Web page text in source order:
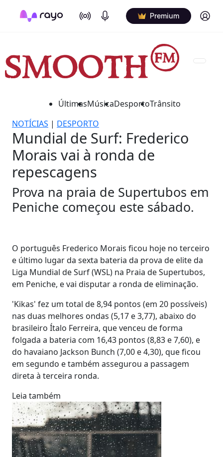
On Air Podcasts Premium Log in
ÚltimasMúsicaDesportoTrânsito
NOTÍCIAS | DESPORTO
Mundial de Surf: Frederico
Morais vai à ronda de
repescagens
Prova na praia de Supertubos em
Peniche começou este sábado.
O português Frederico Morais ficou hoje no terceiro
e último lugar da sexta bateria da prova de elite da
Liga Mundial de Surf (WSL) na Praia de Supertubos,
em Peniche, e vai disputar a ronda de eliminação.
'Kikas' fez um total de 8,94 pontos (em 20 possíveis)
nas duas melhores ondas (5,17 e 3,77), abaixo do
brasileiro Ítalo Ferreira, que venceu de forma
folgada a bateria com 16,43 pontos (8,83 e 7,60), e
do havaiano Jackson Bunch (7,00 e 4,30), que ficou
em segundo e também assegurou a passagem
direta à terceira ronda.
Leia também